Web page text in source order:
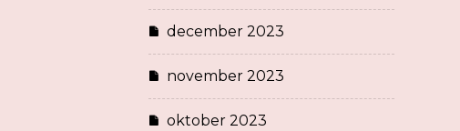
december 2023
november 2023
oktober 2023